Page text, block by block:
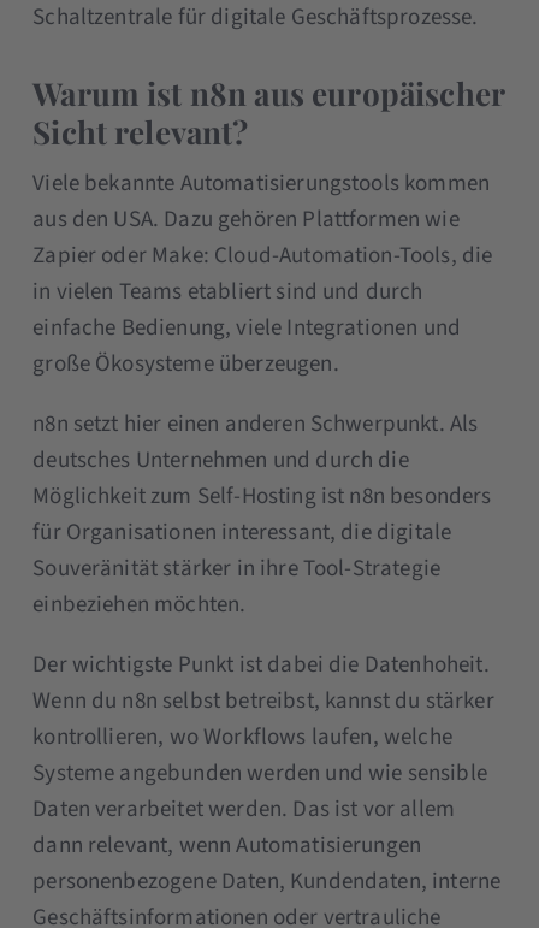
Schaltzentrale für digitale Geschäftsprozesse.
Warum ist n8n aus europäischer
Sicht relevant?
Viele bekannte Automatisierungstools kommen
aus den USA. Dazu gehören Plattformen wie
Zapier oder Make: Cloud-Automation-Tools, die
in vielen Teams etabliert sind und durch
einfache Bedienung, viele Integrationen und
große Ökosysteme überzeugen.
n8n setzt hier einen anderen Schwerpunkt. Als
deutsches Unternehmen und durch die
Möglichkeit zum Self-Hosting ist n8n besonders
für Organisationen interessant, die digitale
Souveränität stärker in ihre Tool-Strategie
einbeziehen möchten.
Der wichtigste Punkt ist dabei die Datenhoheit.
Wenn du n8n selbst betreibst, kannst du stärker
kontrollieren, wo Workflows laufen, welche
Systeme angebunden werden und wie sensible
Daten verarbeitet werden. Das ist vor allem
dann relevant, wenn Automatisierungen
personenbezogene Daten, Kundendaten, interne
Geschäftsinformationen oder vertrauliche